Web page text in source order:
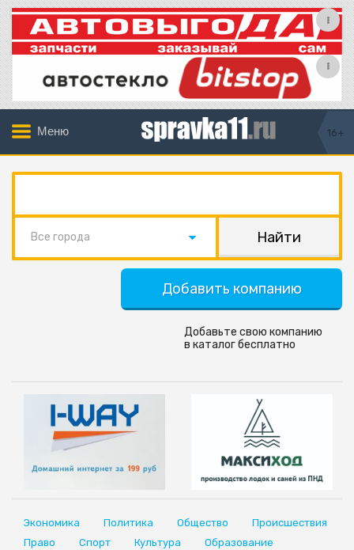
Меню 16+
Все города
Добавить компанию
Добавьте свою компанию
в каталог бесплатно
Экономика Политика Общество
Происшествия
Право
Спорт Культура
Образование